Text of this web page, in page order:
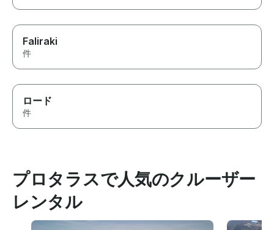
Faliraki
件
ロード
件
プロタラスで人気のクルーザー
レンタル